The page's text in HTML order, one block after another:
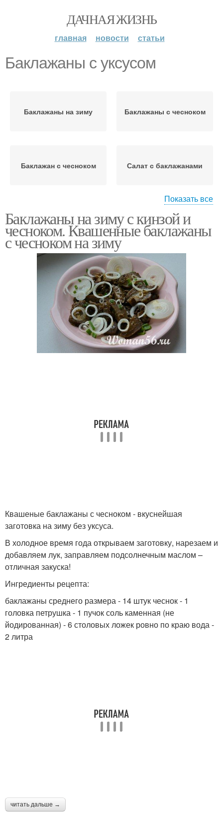
ДАЧНАЯ ЖИЗНЬ
главная новости статьи
Баклажаны с уксусом
Баклажаны на зиму Баклажаны с чесноком
Баклажан с чесноком Салат с баклажанами
Баклажаны с кинзой Запеченные баклажаны
Баклажаны с морковью
Баклажаны с
помидорами
Салат из печеных
баклажанов
Пикантные баклажаны
Показать все
Баклажаны на зиму с кинзой и
чесноком. Квашенные баклажаны
с чесноком на зиму
Квашеные баклажаны с чесноком - вкуснейшая
заготовка на зиму без уксуса.
В холодное время года открываем заготовку, нарезаем и
добавляем лук, заправляем подсолнечным маслом –
отличная закуска!
Ингредиенты рецепта:
баклажаны среднего размера - 14 штук чеснок - 1
головка петрушка - 1 пучок соль каменная (не
йодированная) - 6 столовых ложек ровно по краю вода -
2 литра
читать дальше →